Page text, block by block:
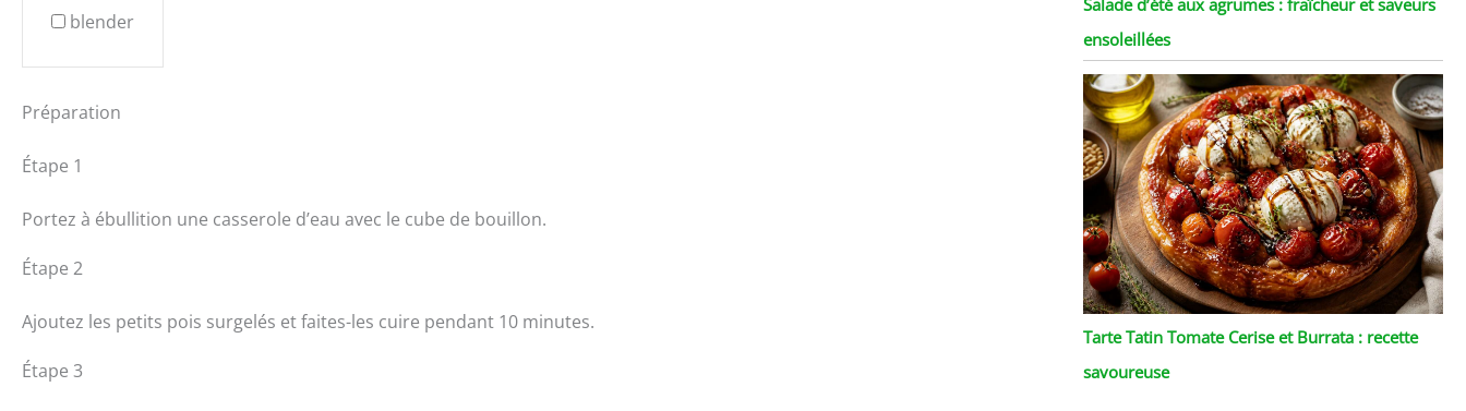
blender
Préparation
Étape 1
Portez à ébullition une casserole d’eau avec le cube de bouillon.
Étape 2
Ajoutez les petits pois surgelés et faites-les cuire pendant 10 minutes.
Étape 3
ensoleillées
Tarte Tatin Tomate Cerise et Burrata : recette
savoureuse